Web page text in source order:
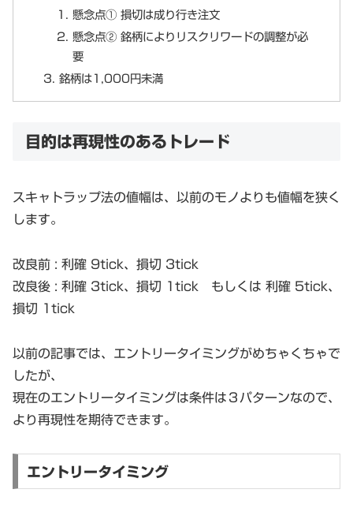
懸念点① 損切は成り行き注文
懸念点② 銘柄によりリスクリワードの調整が必
要
銘柄は1,000円未満
目的は再現性のあるトレード
スキャトラップ法の値幅は、以前のモノよりも値幅を狭く
します。
改良前 : 利確 9tick、損切 3tick
改良後 : 利確 3tick、損切 1tick もしくは 利確 5tick、
損切 1tick
以前の記事では、エントリータイミングがめちゃくちゃで
したが、
現在のエントリータイミングは条件は３パターンなので、
より再現性を期待できます。
エントリータイミング